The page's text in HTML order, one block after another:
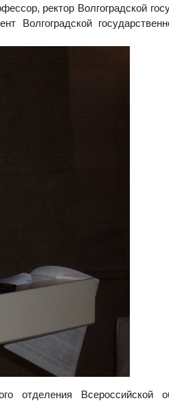
ректор Волгоградской
Волгоградской
отделения Всероссийской